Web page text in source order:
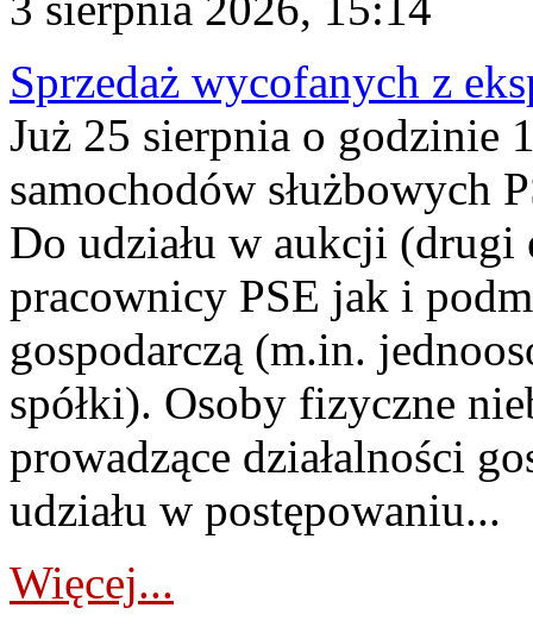
Sprzedaż wycofanych z
Już 25 sierpnia o godzinie
samochodów służbowych
Do udziału w aukcji (drugi
pracownicy PSE jak i
gospodarczą (m.in.
spółki). Osoby fizyczne
prowadzące działalności
udziału w postępowaniu...
Więcej...